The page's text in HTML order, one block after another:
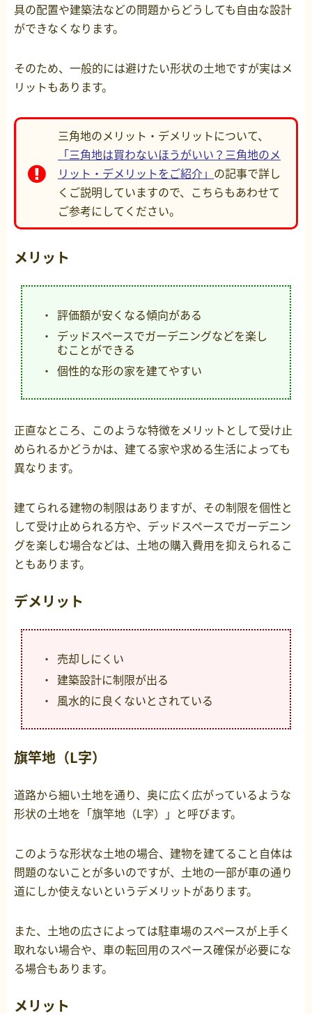
具の配置や建築法などの問題からどうしても自由な設計
ができなくなります。
そのため、一般的には避けたい形状の土地ですが実はメ
リットもあります。
三角地のメリット・デメリットについて、
「三角地は買わないほうがいい？三角地のメ
リット・デメリットをご紹介」 の記事で詳し
くご説明していますので、こちらもあわせて
ご参考にしてください。
メリット
評価額が安くなる傾向がある
デッドスペースでガーデニングなどを楽し
むことができる
個性的な形の家を建てやすい
正直なところ、このような特徴をメリットとして受け止
められるかどうかは、建てる家や求める生活によっても
異なります。
建てられる建物の制限はありますが、その制限を個性と
して受け止められる方や、デッドスペースでガーデニン
グを楽しむ場合などは、土地の購入費用を抑えられるこ
ともあります。
デメリット
売却しにくい
建築設計に制限が出る
風水的に良くないとされている
旗竿地（L字）
道路から細い土地を通り、奥に広く広がっているような
形状の土地を「旗竿地（L字）」と呼びます。
このような形状な土地の場合、建物を建てること自体は
問題のないことが多いのですが、土地の一部が車の通り
道にしか使えないというデメリットがあります。
また、土地の広さによっては駐車場のスペースが上手く
取れない場合や、車の転回用のスペース確保が必要にな
る場合もあります。
メリット